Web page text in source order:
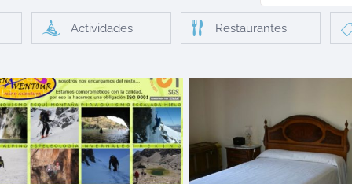
Actividades Restaurantes